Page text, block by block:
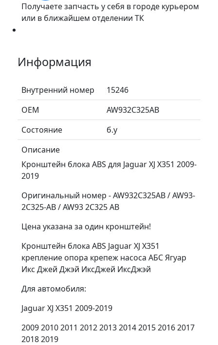
Получаете запчасть у себя в городе курьером
или в ближайшем отделении ТК
Информация
Внутренний номер
15246
ОЕМ
AW932C325AB
Состояние
б.у
Описание
Кронштейн блока ABS для Jaguar XJ X351 2009-
2019
Оригинальный номер - AW932C325AB / AW93-
2C325-AB / AW93 2C325 AB
Цена указана за один кронштейн!
Кронштейн блока ABS Jaguar XJ X351
крепление опора крепеж насоса АБС Ягуар
Икс Джей Джэй ИксДжей ИксДжэй
Для aвтoмобиля:
Jaguar XJ X351 2009-2019
2009 2010 2011 2012 2013 2014 2015 2016 2017
2018 2019